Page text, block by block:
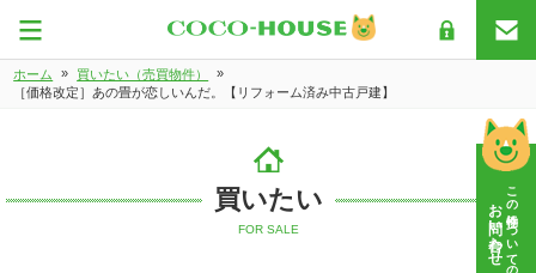
ホーム » 買いたい（売買物件）
»
［価格改定］あの畳が恋しいんだ。【リフォーム済み中古戸建】
この物件についての
お問い合わせ
買いたい
FOR SALE